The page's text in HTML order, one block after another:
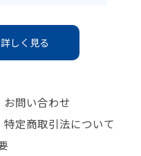
しく見る
お問い合わせ
特定商取引法について